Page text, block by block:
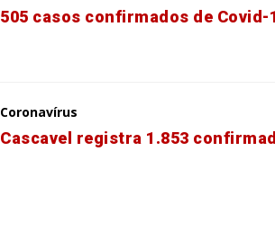
505 casos confirmados de Covid-
Coronavírus
Cascavel registra 1.853